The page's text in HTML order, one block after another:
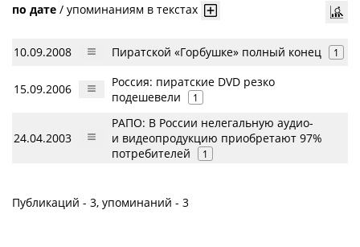
по дате / упоминаниям в текстах
10.09.2008 Пиратской «Горбушке» полный конец 1
15.09.2006
Россия: пиратские DVD резко
подешевели
1
24.04.2003
РАПО: В России нелегальную аудио-
и видеопродукцию приобретают 97%
потребителей
1
Публикаций - 3, упоминаний - 3